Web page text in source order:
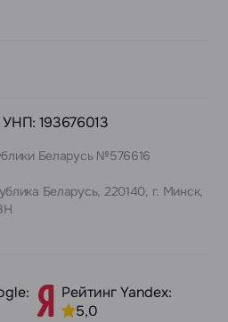
193676013
Беларусь №576616
Беларусь, 220140, г. Минск,
Рейтинг Yandex:
5,0